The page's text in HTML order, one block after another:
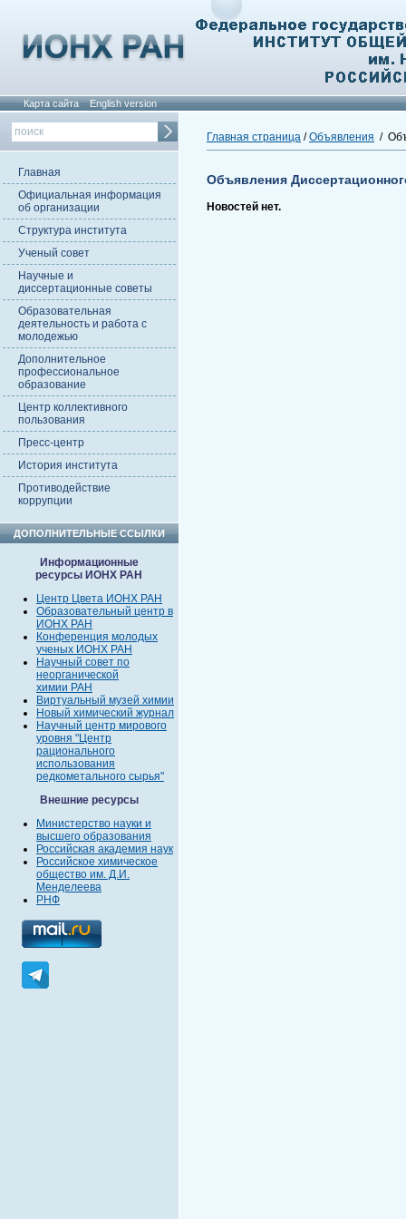
Карта сайта English version
Главная
Официальная информация
об организации
Структура института
Ученый совет
Научные и
диссертационные советы
Образовательная
деятельность и работа с
молодежью
Дополнительное
профессиональное
образование
Центр коллективного
пользования
Пресс-центр
История института
Противодействие
коррупции
ДОПОЛНИТЕЛЬНЫЕ ССЫЛКИ
Информационные
ресурсы ИОНХ РАН
Центр Цвета ИОНХ РАН
Образовательный центр в
ИОНХ РАН
Конференция молодых
ученых ИОНХ РАН
Научный совет по
неорганической
химии РАН
Виртуальный музей химии
Новый химический журнал
Научный центр мирового
уровня "Центр
рационального
использования
редкометального сырья"
Внешние ресурсы
Министерство науки и
высшего образования
Российская академия наук
Российское химическое
общество им. Д.И.
Менделеева
РНФ
Главная страница /Объявления /
Объявления
Новостей нет.